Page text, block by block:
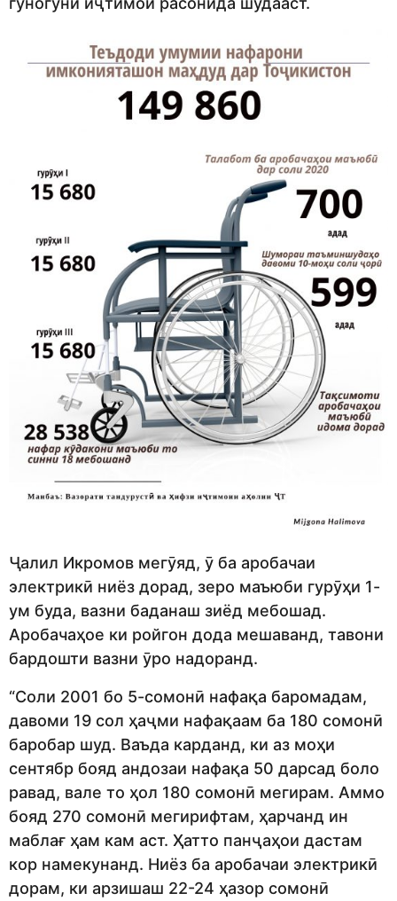
Ҷалил Икромов мегӯяд, ӯ ба аробачаи
электрикӣ ниёз дорад, зеро маъюби гурӯҳи 1-
ум буда, вазни баданаш зиёд мебошад.
Аробачаҳое ки ройгон дода мешаванд, тавони
бардошти вазни ӯро надоранд.
“Соли 2001 бо 5-сомонӣ нафақа баромадам,
давоми 19 сол ҳаҷми нафақаам ба 180 сомонӣ
баробар шуд. Ваъда карданд, ки аз моҳи
сентябр бояд андозаи нафақа 50 дарсад боло
равад, вале то ҳол 180 сомонӣ мегирам. Аммо
бояд 270 сомонӣ мегирифтам, ҳарчанд ин
маблағ ҳам кам аст. Ҳатто панҷаҳои дастам
кор намекунанд. Ниёз ба аробачаи электрикӣ
дорам, ки арзишаш 22-24 ҳазор сомонӣ